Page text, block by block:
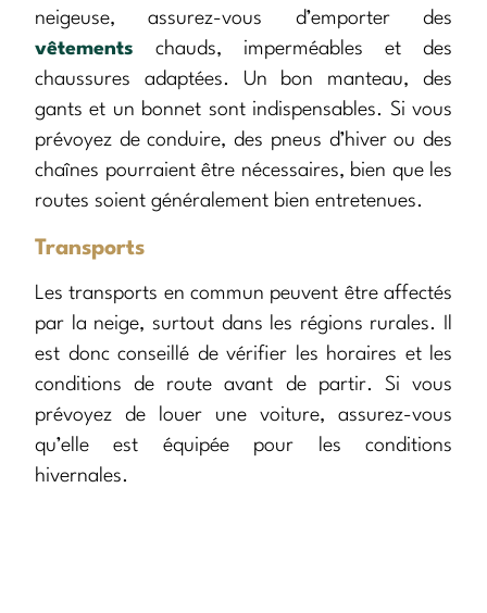
neigeuse, assurez-vous d’emporter des
vêtements chauds, imperméables et des
chaussures adaptées. Un bon manteau, des
gants et un bonnet sont indispensables. Si vous
prévoyez de conduire, des pneus d’hiver ou des
chaînes pourraient être nécessaires, bien que les
routes soient généralement bien entretenues.
Transports
Les transports en commun peuvent être affectés
par la neige, surtout dans les régions rurales. Il
est donc conseillé de vérifier les horaires et les
conditions de route avant de partir. Si vous
prévoyez de louer une voiture, assurez-vous
qu’elle est équipée pour les conditions
hivernales.